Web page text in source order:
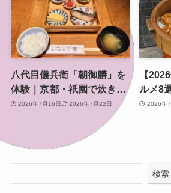
八代目儀兵衛「朝御膳」を
体験｜京都・祇園で炊きた
て土鍋ごはんと黄金のおこ
2026年7月16日 2026年7月22日
【
ルメ8
ん・行
2026年
検索